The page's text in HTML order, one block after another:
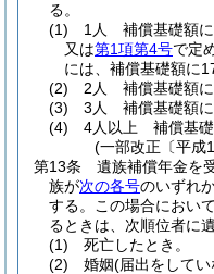
る。
(1)
1人 補償基礎額
又は第1項第4号で定
には、補償基礎額に
(2)
2人 補償基礎額
(3)
3人 補償基礎額に
(4)
4人以上 補償基礎
(一部改正〔平成
第13条
遺族補償年金を
族が次の各号のいずれ
する。
この場合におい
るときは、次順位者に
(1)
死亡したとき。
(2)
婚姻(届出をして